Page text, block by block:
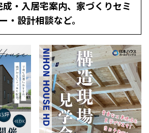
作用
フォーム
ム
・入居宅案内、家づくりセミ
・設計相談など。